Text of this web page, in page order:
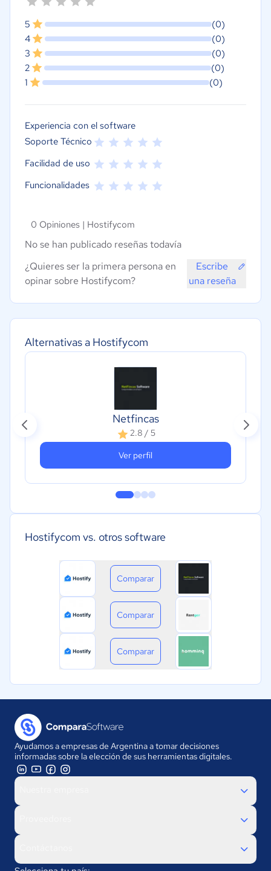
Alternativas a Hostifycom
Netfincas
2.8 / 5
Ver perfil
Hostifycom vs. otros software
Comparar
Comparar
Comparar
5
(0)
4
(0)
3
(0)
2
(0)
1
(0)
Experiencia con el software
Soporte Técnico
Facilidad de uso
Funcionalidades
0 Opiniones | Hostifycom
No se han publicado reseñas todavía
¿Quieres ser la primera persona en
opinar sobre Hostifycom?
Escribe
una reseña
Ayudamos a empresas de Argentina a tomar decisiones
informadas sobre la elección de sus herramientas digitales.